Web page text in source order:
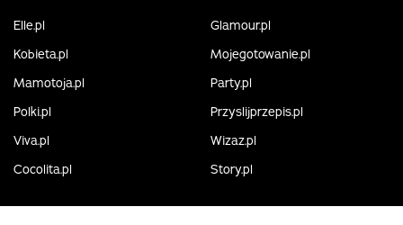
Elle.pl
Glamour.pl
Kobieta.pl
Mojegotowanie.pl
Mamotoja.pl
Party.pl
Polki.pl
Przyslijprzepis.pl
Viva.pl
Wizaz.pl
Cocolita.pl
Story.pl